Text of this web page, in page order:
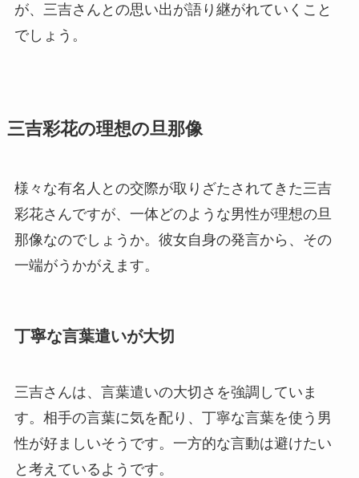
が、三吉さんとの思い出が語り継がれていくこと
でしょう。
三吉彩花の理想の旦那像
様々な有名人との交際が取りざたされてきた三吉
彩花さんですが、一体どのような男性が理想の旦
那像なのでしょうか。彼女自身の発言から、その
一端がうかがえます。
丁寧な言葉遣いが大切
三吉さんは、言葉遣いの大切さを強調していま
す。相手の言葉に気を配り、丁寧な言葉を使う男
性が好ましいそうです。一方的な言動は避けたい
と考えているようです。